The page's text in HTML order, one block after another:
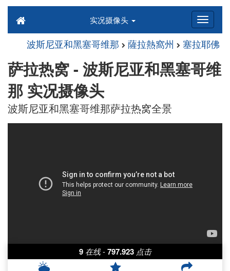
实况摄像头
波斯尼亚和黑塞哥维那 薩拉熱窩州 塞拉耶佛
萨拉热窝 - 波斯尼亚和黑塞哥维
那 实况摄像头
波斯尼亚和黑塞哥维那萨拉热窝全景
9 在线 - 797.923 点击